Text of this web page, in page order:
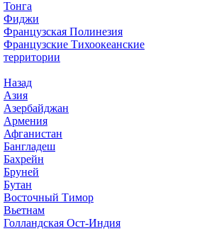
Тонга
Фиджи
Французская Полинезия
Французские Тихоокеанские
территории
Назад
Азия
Азербайджан
Армения
Афганистан
Бангладеш
Бахрейн
Бруней
Бутан
Восточный Тимор
Вьетнам
Голландская Ост-Индия